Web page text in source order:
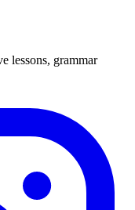
lessons, grammar